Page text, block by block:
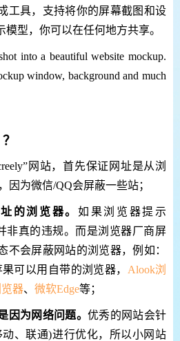
工具，支持将你的屏幕截图和设
型，你可以在任何地方共享。
into a beautiful website mockup.
window, background and much
网站，首先保证网址是从浏
因为微信/QQ会屏蔽一些站；
的浏览器。 如果浏览器提示
非真的违规。而是浏览器厂商屏
不会屏蔽网站的浏览器，例如：
可以用自带的浏览器， Alook浏
器、 微软Edge等；
因为网络问题。 优秀的网站会针
、联通)进行优化，所以小网站